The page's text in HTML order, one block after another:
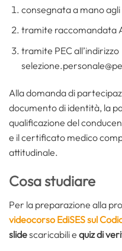
consegnata a mano
tramite raccomandata
tramite PEC all’indirizzo
Alla domanda di
documento di identità, la
qualificazione del
e il certificato medico
attitudinale.
Cosa studiare
Per la preparazione alla
videocorso EdiSES sul
slidescaricabili e quiz di